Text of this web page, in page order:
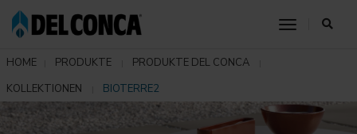
toggle
HOME PRODUKTE
PRODUKTE DEL CONCA
KOLLEKTIONEN
BIOTERRE2